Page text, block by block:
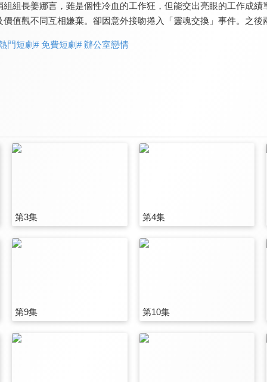
組組長姜娜言，雖是個性冷血的工作狂，但能交出亮眼的工作成
價值觀不同互相嫌棄。卻因意外接吻捲入「靈魂交換」事件。之
門短劇# 免費短劇# 辦公室戀情
第3集 第4集
第9集 第10集